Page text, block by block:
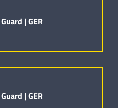
Guard |GER
Guard |GER